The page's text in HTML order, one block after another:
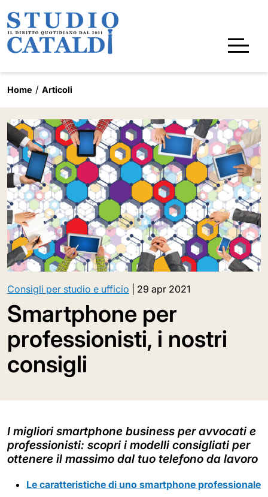
Home Articoli
Consigli per studio e ufficio 29 apr 2021
Smartphone per
professionisti, i nostri
consigli
I migliori smartphone business per avvocati e
professionisti: scopri i modelli consigliati per
ottenere il massimo dal tuo telefono da lavoro
Le caratteristiche di uno smartphone professionale